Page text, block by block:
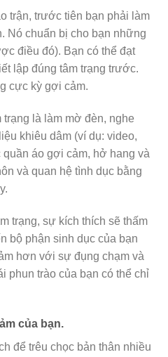
trận, trước tiên bạn phải làm
Nó chuẩn bị cho bạn những
điều đó). Bạn có thể đạt
lập đúng tâm trạng trước.
cực kỳ gợi cảm.
trạng là làm mờ đèn, nghe
khiêu dâm (ví dụ: video,
quần áo gợi cảm, hở hang và
và quan hệ tình dục bằng
trạng, sự kích thích sẽ thấm
bộ phận sinh dục của bạn
hơn với sự đụng chạm và
phun trào của bạn có thể chỉ
của bạn.
để trêu chọc bản thân nhiều